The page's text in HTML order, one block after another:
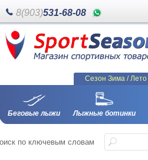
8(903)531-68-08
Сезон Зима / Лето
Беговые лыжи Лыжные ботинки
по ключевым словам